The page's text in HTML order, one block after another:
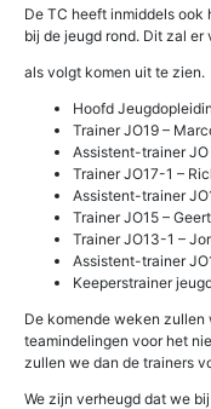
De TC heeft inmiddels
bij de jeugd rond. Dit zal
als volgt komen uit te zien.
Hoofd
Trainer JO19 –
Assistent-trainer JO
Trainer JO17-1 –
Assistent-trainer
Trainer JO15 –
Trainer JO13-1 –
Assistent-trainer
Keeperstrainer
De komende weken zullen
teamindelingen voor het
zullen we dan de trainers
We zijn verheugd dat we